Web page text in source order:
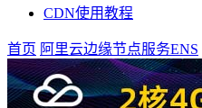
CDN使用教程
首页 阿里云边缘节点服务ENS